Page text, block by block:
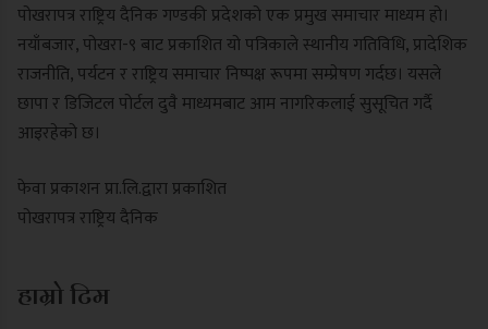
पोखरापत्र राष्ट्रिय दैनिक गण्डकी प्रदेशको एक प्रमुख समाचार माध्यम हो।
नयाँबजार, पोखरा-९ बाट प्रकाशित यो पत्रिकाले स्थानीय गतिविधि, प्रादेशिक
राजनीति, पर्यटन र राष्ट्रिय समाचार निष्पक्ष रूपमा सम्प्रेषण गर्दछ। यसले
छापा र डिजिटल पोर्टल दुवै माध्यमबाट आम नागरिकलाई सुसूचित गर्दै
आइरहेको छ।
फेवा प्रकाशन प्रा.लि.द्वारा प्रकाशित
पोखरापत्र राष्ट्रिय दैनिक
हाम्रो टिम